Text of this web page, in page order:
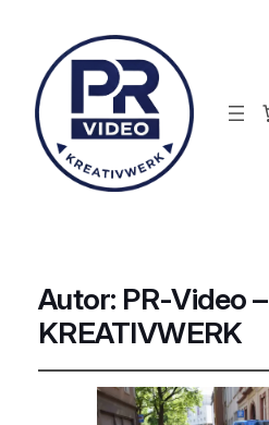
Autor: PR-Video –
KREATIVWERK